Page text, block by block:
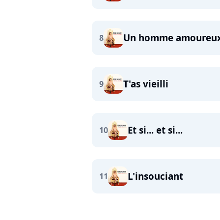
8 Un homme
9 T'as vieilli
10 Et si... et si...
11 L'insouciant